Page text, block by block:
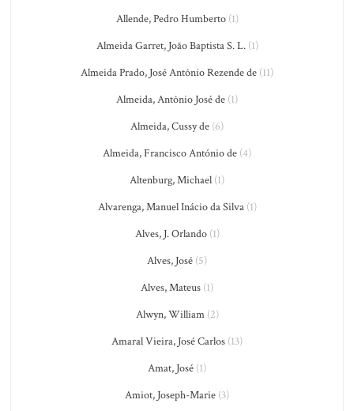
Allende, Pedro Humberto(1)
Almeida Garret, João Baptista S. L.(1)
Almeida Prado, José Antônio Rezende de (11)
Almeida, Antônio José de (1)
Almeida, Cussy de (6)
Almeida, Francisco António de (4)
Altenburg, Michael (1)
Alvarenga, Manuel Inácio da Silva(1)
Alves, J. Orlando(1)
Alves, José (5)
Alves, Mateus (1)
Alwyn, William(2)
Amaral Vieira, José Carlos (13)
Amat, José (1)
Amiot, Joseph-Marie (3)